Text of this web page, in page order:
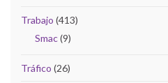
Trabajo (413)
Smac(9)
Tráfico (26)